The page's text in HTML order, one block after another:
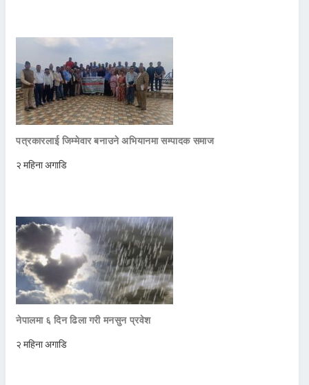
पत्रकारलाई जिम्मेवार बनाउने अभियानमा सम्पादक समाज
२ महिना अगाडि
नेपालमा ६ दिन ढिला गरी मनसुन प्रवेश
२ महिना अगाडि